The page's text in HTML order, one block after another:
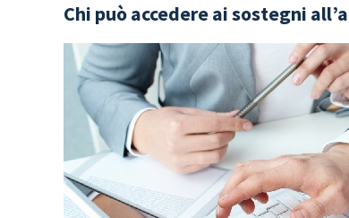
Chi può accedere ai sostegni